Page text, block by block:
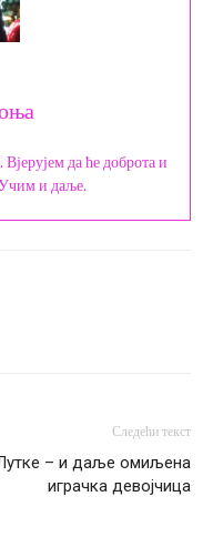
да ће доброта и
и даље.
Следећи текст
– и даље омиљена
играчка девојчица